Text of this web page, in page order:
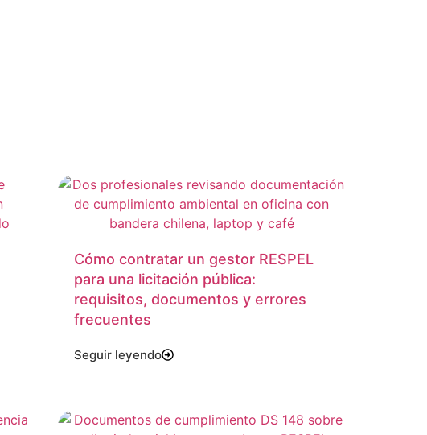
Cómo contratar un gestor RESPEL
para una licitación pública:
requisitos, documentos y errores
frecuentes
Seguir leyendo